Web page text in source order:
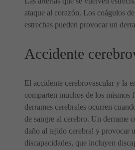
ataque al corazón. Los coágulos
estrechas pueden provocar un
Accidente
El accidente cerebrovascular y la
comparten muchos de los mismos
derrames cerebrales ocurren
de sangre al cerebro. Un derrame
daño al tejido cerebral y provocar
discapacidades, que incluyen